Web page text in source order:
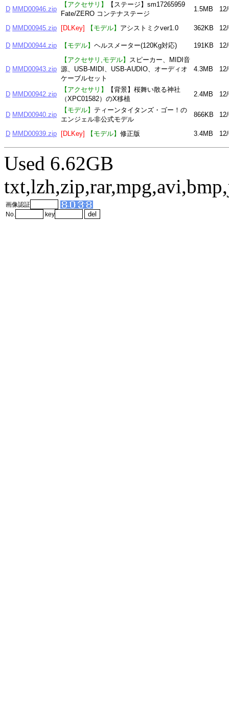
D MMD00946.zip
【アクセサリ】
【ステージ】sm17265959
Fate/ZERO コンテナステージ
1.5MB
D MMD00945.zip [DLKey] 【モデル】 アシストミクver1.0 362KB
D MMD00944.zip 【モデル】 ヘルスメーター(120Kg対応) 191KB
D MMD00943.zip
【アクセサリ,モデル】 スピーカー、MIDI音
源、USB-MIDI、USB-AUDIO、オーディオ
ケーブルセット
4.3MB
D MMD00942.zip
【アクセサリ】
【背景】桜舞い散る神社
（XPC01582）のX移植
2.4MB
D MMD00940.zip
【モデル】 ティーンタイタンズ・ゴー！の
エンジェル非公式モデル
866KB
D MMD00939.zip [DLKey] 【モデル】 修正版 3.4MB
Used 6.62GB
画像認証
No.
key